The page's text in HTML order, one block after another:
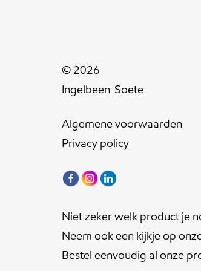
© 2026
Ingelbeen-Soete
Algemene voorwaarden
Privacy policy
Niet zeker welk product je
Neem ook een kijkje op
Bestel eenvoudig al onze